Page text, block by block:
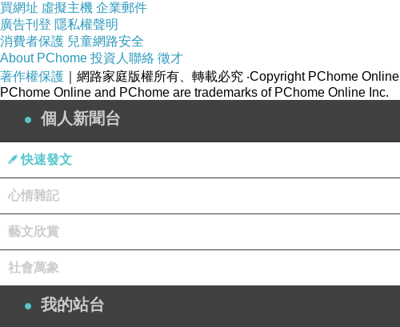
買網址 虛擬主機 企業郵件
廣告刊登 隱私權聲明
消費者保護 兒童網路安全
About PChome 投資人聯絡 徵才
著作權保護 ｜網路家庭版權所有、轉載必究 ‧Copyright PChome Online
PChome Online and PChome are trademarks of PChome Online Inc.
個人新聞台
快速發文
心情雜記
藝文欣賞
社會萬象
我的站台